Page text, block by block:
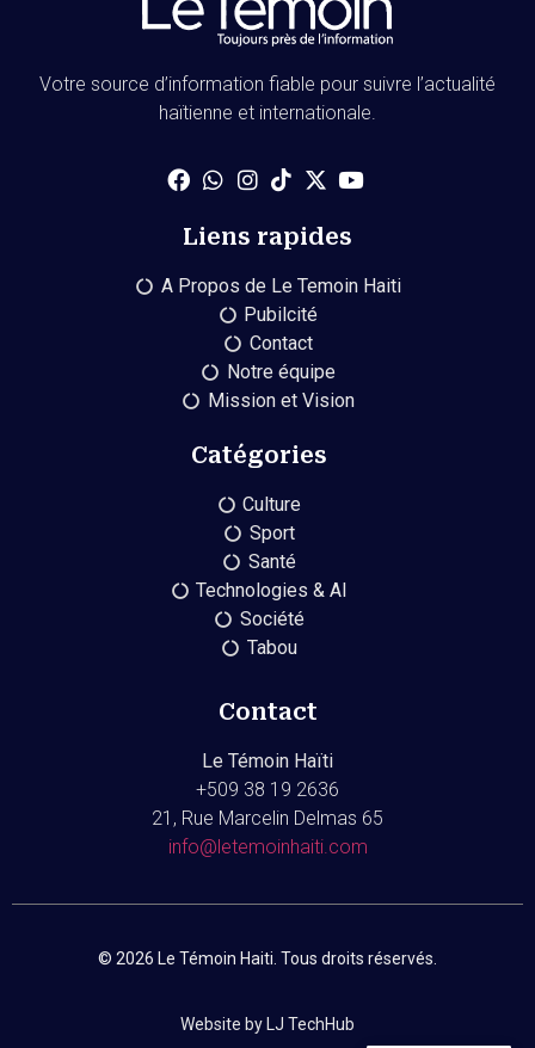
Votre source d’information fiable pour suivre l’actualité
haïtienne et internationale.
Liens rapides
A Propos de Le Temoin Haiti
Pubilcité
Contact
Notre équipe
Mission et Vision
Catégories
Culture
Sport
Santé
Technologies & AI
Société
Tabou
Contact
Le Témoin Haïti
+509 38 19 2636
21, Rue Marcelin Delmas 65
info@letemoinhaiti.com
© 2026 Le Témoin Haiti. Tous droits réservés.
Website by LJ TechHub